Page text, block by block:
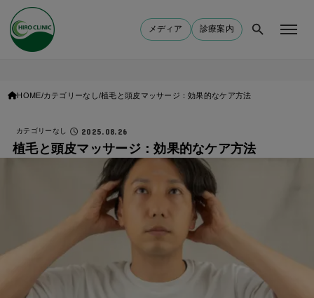
メディア 診療案内
HOME カテゴリーなし 植毛と頭皮マッサージ：効果的なケア方法
カテゴリーなし 2025.08.26
植毛と頭皮マッサージ：効果的なケア方法